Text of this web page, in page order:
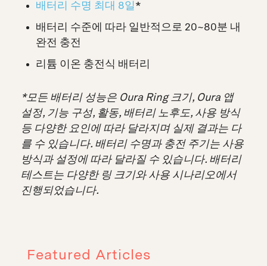
배터리 수명 최대 8일 *
배터리 수준에 따라 일반적으로 20~80분 내
완전 충전
리튬 이온 충전식 배터리
*모든 배터리 성능은 Oura Ring 크기, Oura 앱
설정, 기능 구성, 활동, 배터리 노후도, 사용 방식
등 다양한 요인에 따라 달라지며 실제 결과는 다
를 수 있습니다. 배터리 수명과 충전 주기는 사용
방식과 설정에 따라 달라질 수 있습니다. 배터리
테스트는 다양한 링 크기와 사용 시나리오에서
진행되었습니다.
Featured Articles